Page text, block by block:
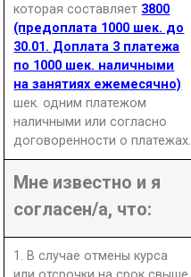
которая составляет 3800
(предоплата 1000 шек. до
30.01. Доплата 3 платежа
по 1000 шек. наличными
на занятиях ежемесячно)
шек. одним платежом
наличными или согласно
договоренности о платежах.
Мне известно и я
согласен/а, что:
1. В случае отмены курса